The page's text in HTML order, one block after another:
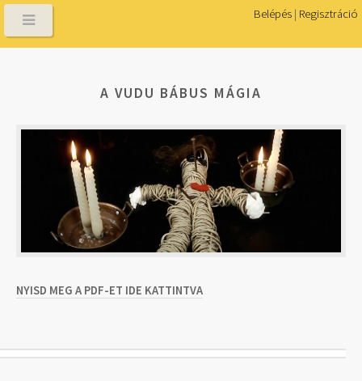
Belépés | Regisztráció
A VUDU BÁBUS MÁGIA
NYISD MEG A PDF-ET IDE KATTINTVA